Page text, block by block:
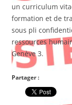
un curriculum
formation et de
sous pli
ressources
Genève 3.
Partager :